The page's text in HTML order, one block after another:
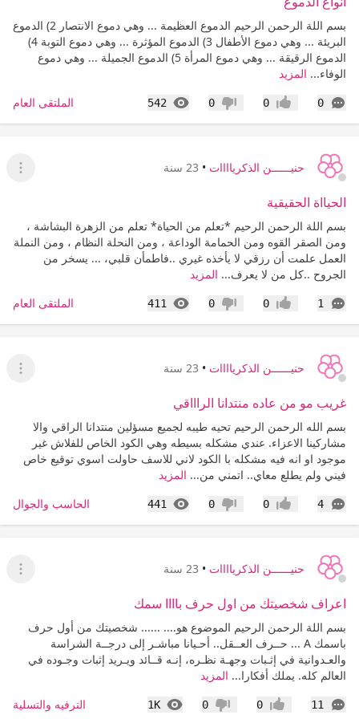
بسم اللة الرحمن الرحيم الدموع العظيمة ... وهي دموع الانتصار 2) الدموع
البريئة ... وهي دموع الأطفال 3) الدموع المؤثرة ... وهي دموع التوبة 4)
الدموع الرقيقة ... وهي دموع المرأة 5) الدموع الجميلة ... وهي دموع
الوفاء... المزيد
0
التعليقات إعجاب0 عدم إعجاب
0
542
المشاهدات الملتقى العام
حنيــــــن الذكرياااات • 23 سنة
عرض
الحيااة الحقيقية
بسم اللة الرحمن الرحيم *تعلم من الحياة* تعلم من الزهرة البشاشة ،
ومن الصقر القوه ومن الحمامة الوداعة ، ومن النحلة النظام ، ومن النملة
العمل علمت أن رزقي لا يأخذه غيري ..فاطمأن قلبي، ... يسخر من
الجروح ..كل من لا يعرف... المزيد
1
التعليقات إعجاب0 عدم إعجاب
0
411
المشاهدات الملتقى العام
حنيــــــن الذكرياااات • 23 سنة
عرض
غريب مو من عاده منتدانا الراااقي
بسم الله الرحمن الرحيم تحيه طيبه لجميع مسؤلين منتدانا الراقي والا
مشاركينا الاعزاء. عندي مشكله بسيطه وهي الكود الخاص للفلاش غير
موجود او انه فيه مشكله با الكود لاني للاسف حاولت اسوي توقيع خاص
فيني ولم يطلع معاي.. اتمني من... المزيد
4
التعليقات إعجاب0 عدم إعجاب
0
441
المشاهدات الحاسب والجوال
حنيــــــن الذكرياااات • 23 سنة
عرض
اعراف شخصيتك من اول حرف باااا سمك
بسم اللة الرحمن الرحيم الموضوع هو.... ...... شخصيتك من أول حرف
باسمك A ... حــرف العــقل.. أحـيانا مباشـر إلى درجــة الشراسة
والعـدوانية في إثـبات وجهـة نظـره، إنـه قــائد ويـريد إثبات وجـوده في
العالم كله. يملك أفكارا... المزيد
11
التعليقات إعجاب0 عدم إعجاب
0
1K
المشاهدات الترفيه والتسلية